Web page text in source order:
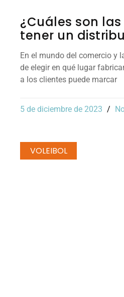
¿Cuáles son
tener un
En el mundo del comercio y
de elegir en qué lugar
a los clientes puede marcar
5 de diciembre de 2023
VOLEIBOL